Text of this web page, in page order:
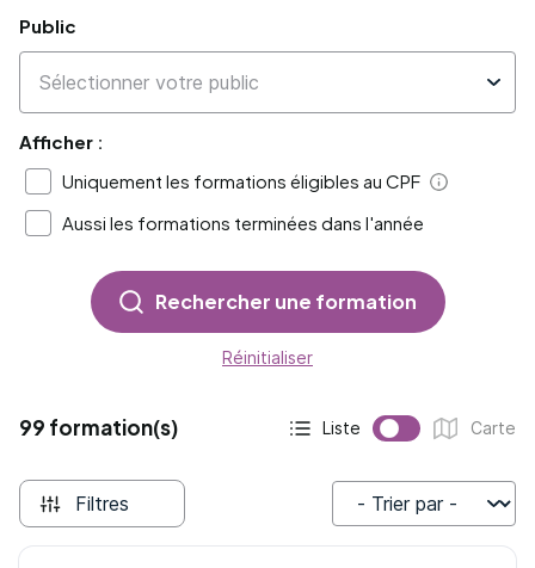
Public
Afficher :
Uniquement les formations éligibles au CPF
Aide
Aussi les formations terminées dans l'année
Rechercher une formation
Réinitialiser
99 formation(s)
Affichage actif :
Liste
Affichage :
Carte
Filtres
Trier par